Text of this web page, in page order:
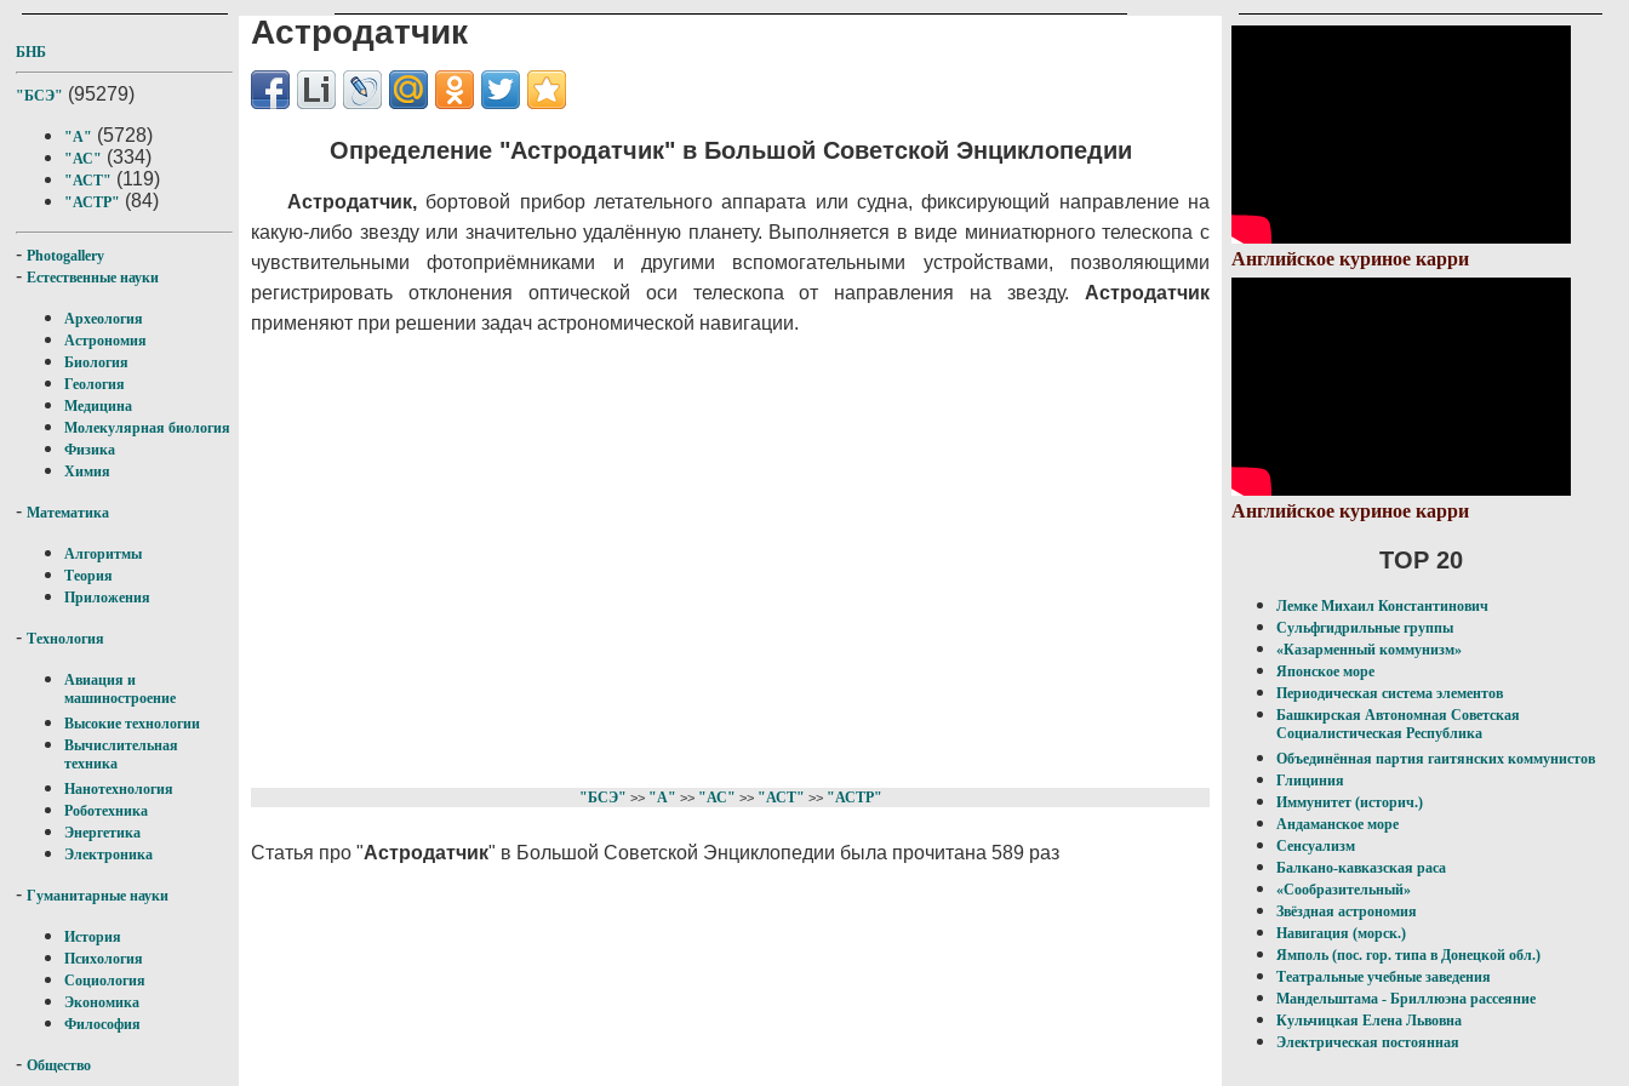
БНБ
"БСЭ" (95279)
"А" (5728)
"АС" (334)
"АСТ" (119)
"АСТР" (84)
- Photogallery
- Естественные науки
Археология
Астрономия
Биология
Геология
Медицина
Молекулярная биология
Физика
Химия
- Математика
Алгоритмы
Теория
Приложения
- Технология
Авиация и
машиностроение
Высокие технологии
Вычислительная
техника
Нанотехнология
Роботехника
Энергетика
Электроника
- Гуманитарные науки
История
Психология
Социология
Экономика
Философия
- Общество
Астродатчик
Определение "Астродатчик" в Большой Советской Энциклопедии
Астродатчик, бортовой прибор летательного аппарата или судна, фиксирующий направление на
какую-либо звезду или значительно удалённую планету. Выполняется в виде миниатюрного телескопа с
чувствительными фотоприёмниками и другими вспомогательными устройствами, позволяющими
регистрировать отклонения оптической оси телескопа от направления на звезду. Астродатчик
применяют при решении задач астрономической навигации.
"БСЭ" >> "А" >> "АС" >> "АСТ" >> "АСТР"
Статья про "Астродатчик" в Большой Советской Энциклопедии была прочитана 589 раз
Английское куриное карри
Английское куриное карри
TOP 20
Лемке Михаил Константинович
Сульфгидрильные группы
«Казарменный коммунизм»
Японское море
Периодическая система элементов
Башкирская Автономная Советская
Социалистическая Республика
Объединённая партия гаитянских коммунистов
Глициния
Иммунитет (историч.)
Андаманское море
Сенсуализм
Балкано-кавказская раса
«Сообразительный»
Звёздная астрономия
Навигация (морск.)
Ямполь (пос. гор. типа в Донецкой обл.)
Театральные учебные заведения
Мандельштама - Бриллюэна рассеяние
Кульчицкая Елена Львовна
Электрическая постоянная